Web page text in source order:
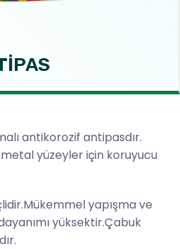
antikorozif antipasdır.
yüzeyler için koruyucu
yapışma ve
yüksektir.Çabuk